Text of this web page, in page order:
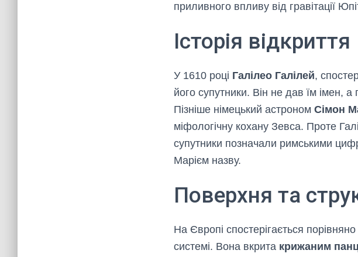
приливного впливу від гравітації
Історія відкриття
У 1610 році Галілео Галілей,
його супутники. Він не дав їм імен,
Пізніше німецький астроном Сімон
міфологічну кохану Зевса. Проте
супутники позначали римськими
Марієм назву.
Поверхня та
На Європі спостерігається порівняно
системі. Вона вкрита крижаним